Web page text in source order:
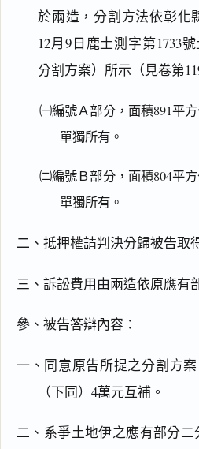
於兩造，分割方法依彰化
12月9日鹿土測字第1733
分割方案）所示（見卷第
㈠編號Ａ部分，面積891平
單獨所有。
㈡編號Ｂ部分，面積804平
單獨所有。
二、抵押權請判決分歸被告取
三、訴訟費用由兩造依原應有
參、被告答辯內容：
一、同意原告所提之分割方
（下同）4萬元互補。
二、系爭土地伊之應有部分二